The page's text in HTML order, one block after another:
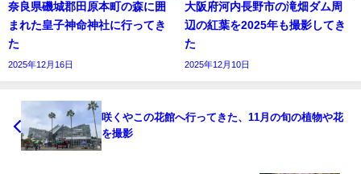
奈良県磯城郡田原本町の森に囲
まれた皇子神命神社に行ってき
た
2025年12月16日
大阪府河内長野市の滝畑ダム周
辺の紅葉を2025年も撮影してき
た
2025年12月10日
咲くやこの花館へ行ってきた、11月の旬の植物や花
を撮影